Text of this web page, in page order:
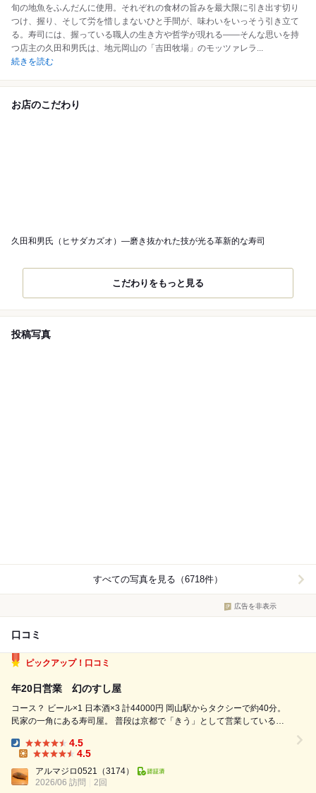
旬の地魚をふんだんに使用。それぞれの食材の旨みを最大限に引き出す切り
つけ、握り、そして労を惜しまないひと手間が、味わいをいっそう引き立て
る。寿司には、握っている職人の生き方や哲学が現れる――そんな思いを持
つ店主の久田和男氏は、地元岡山の「吉田牧場」のモッツァレラ ...
続きを読む
お店のこだわり
久田和男氏（ヒサダカズオ）―磨き抜かれた技が光る革新的な寿司
こだわりをもっと見る
投稿写真
すべての写真を見る（6718件）
広告を非表示
口コミ
ピックアップ！口コミ
年20日営業 幻のすし屋
コース？ ビール×1 日本酒×3 計44000円 岡山駅からタクシーで約40分。
民家の一角にある寿司屋。 普段は京都で「きう」として営業しているの
Dinner:
4.5
4.5
アルマジロ0521 （3174）
2026/06 訪問
2回